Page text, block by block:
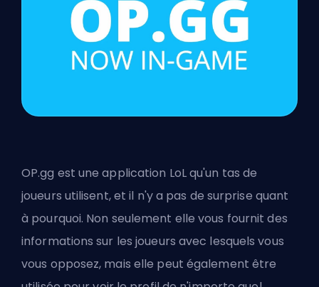
OP.gg est une application LoL qu'un tas de
joueurs utilisent, et il n'y a pas de surprise quant
à pourquoi. Non seulement elle vous fournit des
informations sur les joueurs avec lesquels vous
vous opposez, mais elle peut également être